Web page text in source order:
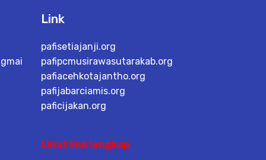
Link
pafisetiajanji.org
pafipcmusirawasutarakab.org
pafiacehkotajantho.org
pafijabarciamis.org
paficijakan.org
Lihat link lengkap